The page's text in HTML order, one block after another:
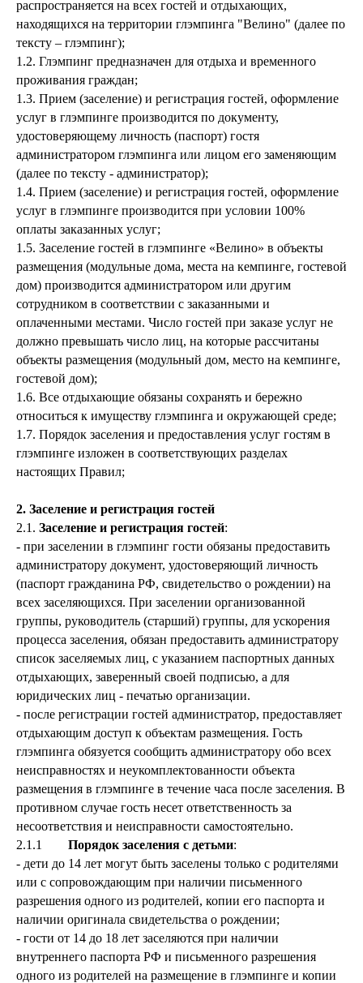
распространяется на всех гостей и отдыхающих,
находящихся на территории глэмпинга "Велино" (далее по
тексту – глэмпинг);
1.2. Глэмпинг предназначен для отдыха и временного
проживания граждан;
1.3. Прием (заселение) и регистрация гостей, оформление
услуг в глэмпинге производится по документу,
удостоверяющему личность (паспорт) гостя
администратором глэмпинга или лицом его заменяющим
(далее по тексту - администратор);
1.4. Прием (заселение) и регистрация гостей, оформление
услуг в глэмпинге производится при условии 100%
оплаты заказанных услуг;
1.5. Заселение гостей в глэмпинге «Велино» в объекты
размещения (модульные дома, места на кемпинге, гостевой
дом) производится администратором или другим
сотрудником в соответствии с заказанными и
оплаченными местами. Число гостей при заказе услуг не
должно превышать число лиц, на которые рассчитаны
объекты размещения (модульный дом, место на кемпинге,
гостевой дом);
1.6. Все отдыхающие обязаны сохранять и бережно
относиться к имуществу глэмпинга и окружающей среде;
1.7. Порядок заселения и предоставления услуг гостям в
глэмпинге изложен в соответствующих разделах
настоящих Правил;
2. Заселение и регистрация гостей
2.1. Заселение и регистрация гостей:
- при заселении в глэмпинг гости обязаны предоставить
администратору документ, удостоверяющий личность
(паспорт гражданина РФ, свидетельство о рождении) на
всех заселяющихся. При заселении организованной
группы, руководитель (старший) группы, для ускорения
процесса заселения, обязан предоставить администратору
список заселяемых лиц, с указанием паспортных данных
отдыхающих, заверенный своей подписью, а для
юридических лиц - печатью организации.
- после регистрации гостей администратор, предоставляет
отдыхающим доступ к объектам размещения. Гость
глэмпинга обязуется сообщить администратору обо всех
неисправностях и неукомплектованности объекта
размещения в глэмпинге в течение часа после заселения. В
противном случае гость несет ответственность за
несоответствия и неисправности самостоятельно.
2.1.1 Порядок заселения с детьми:
- дети до 14 лет могут быть заселены только с родителями
или с сопровождающим при наличии письменного
разрешения одного из родителей, копии его паспорта и
наличии оригинала свидетельства о рождении;
- гости от 14 до 18 лет заселяются при наличии
внутреннего паспорта РФ и письменного разрешения
одного из родителей на размещение в глэмпинге и копии